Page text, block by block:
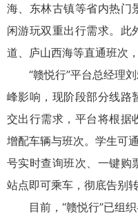
海、东林古镇等省内热门
闲游玩双重出行需求。此
道、庐山西海等直通班次
“赣悦行”平台总经理
峰影响，现阶段部分线路
交出行需求，平台将根据
增配车辆与班次。学生可
号实时查询班次、一键购
站点即可乘车，彻底告别
目前，“赣悦行”已组